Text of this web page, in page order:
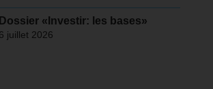
«Investir: les bases»
juillet 2026